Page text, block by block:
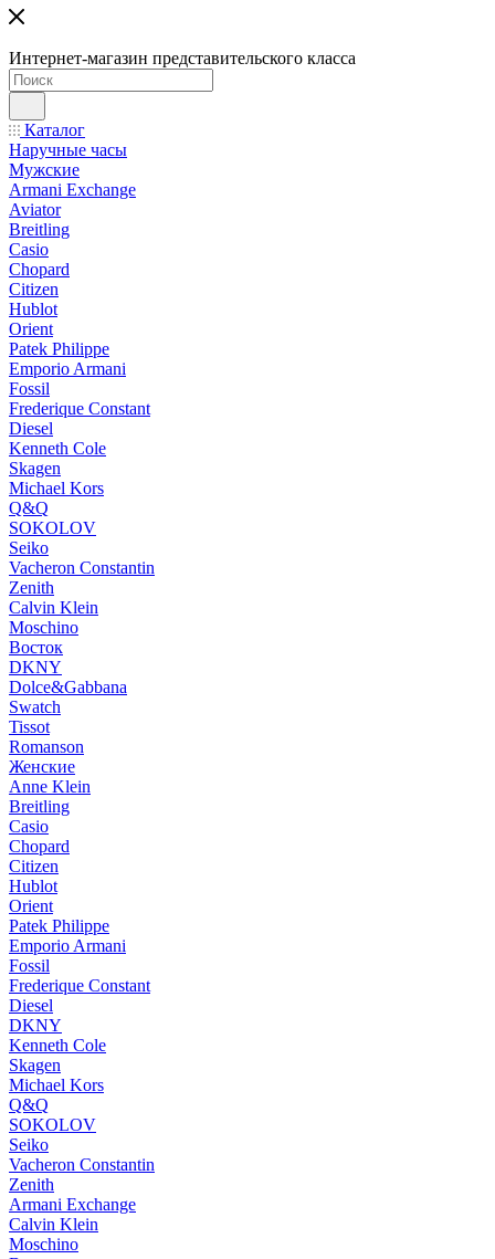
Интернет-магазин представительского класса
Каталог
Наручные часы
Мужские
Armani Exchange
Aviator
Breitling
Casio
Chopard
Citizen
Hublot
Orient
Patek Philippe
Emporio Armani
Fossil
Frederique Constant
Diesel
Kenneth Cole
Skagen
Michael Kors
Q&Q
SOKOLOV
Seiko
Vacheron Constantin
Zenith
Calvin Klein
Moschino
Восток
DKNY
Dolce&Gabbana
Swatch
Tissot
Romanson
Женские
Anne Klein
Breitling
Casio
Chopard
Citizen
Hublot
Orient
Patek Philippe
Emporio Armani
Fossil
Frederique Constant
Diesel
DKNY
Kenneth Cole
Skagen
Michael Kors
Q&Q
SOKOLOV
Seiko
Vacheron Constantin
Zenith
Armani Exchange
Calvin Klein
Moschino